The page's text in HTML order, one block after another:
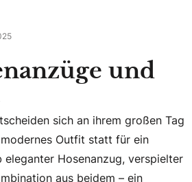
und
sich an ihrem großen
sich an ihrem großen Tag
Outfit statt für ein
Hosenanzug, verspielter
aus beidem – ein